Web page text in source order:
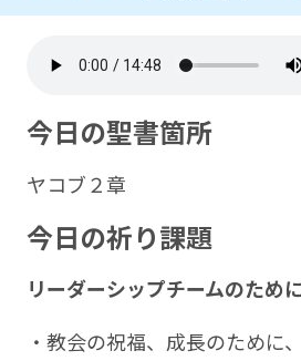
今日の聖書箇所
ヤコブ２章
今日の祈り課題
リーダーシップチームのため
・教会の祝福、成長のために